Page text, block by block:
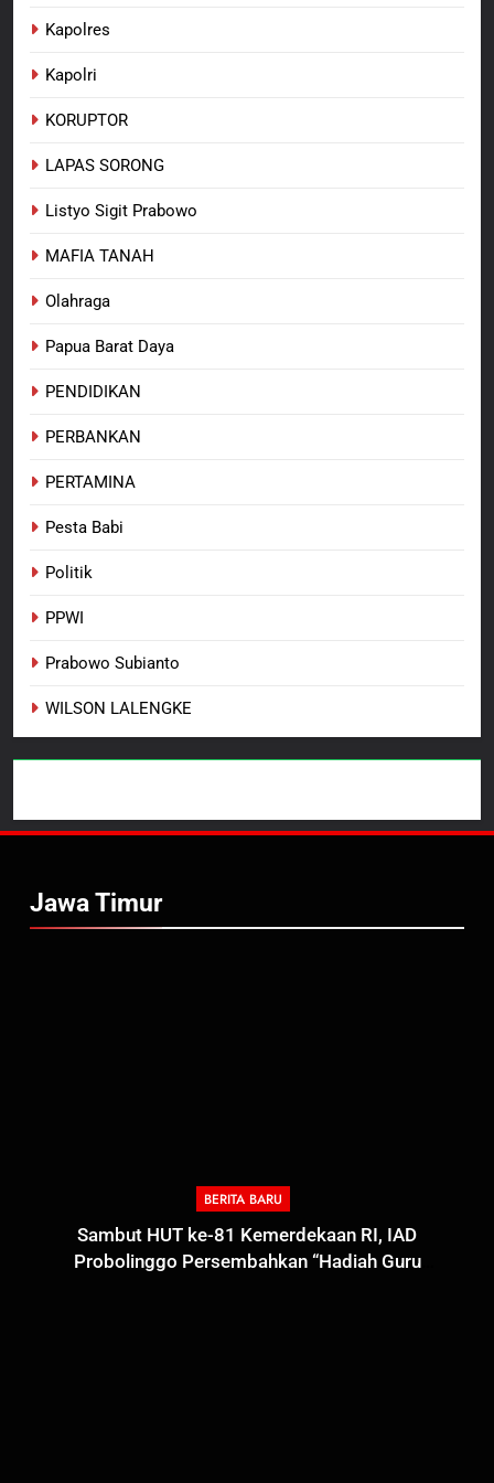
Kapolres
Kapolri
KORUPTOR
LAPAS SORONG
Listyo Sigit Prabowo
MAFIA TANAH
Olahraga
Papua Barat Daya
PENDIDIKAN
PERBANKAN
PERTAMINA
Pesta Babi
Politik
PPWI
Prabowo Subianto
WILSON LALENGKE
Jawa Timur
BERITA BARU
Sambut HUT ke-81 Kemerdekaan RI, IAD
Probolinggo Persembahkan “Hadiah Guru